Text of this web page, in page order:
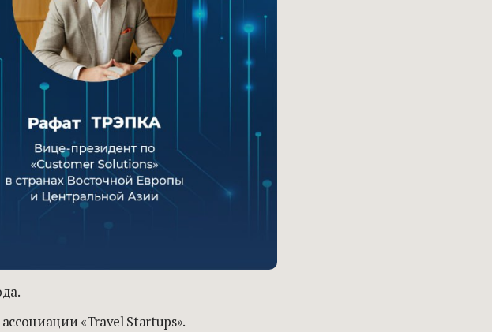
«Travel Startups».